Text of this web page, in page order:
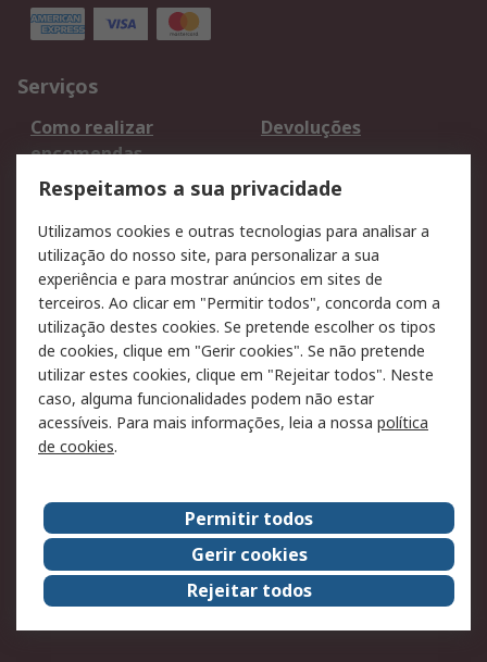
Serviços
Como realizar
encomendas
Devoluções
Formas de entrega
Qualidade e ambiente
Pagamento e
faturação
Legal
Aviso legal
Política de cookies
Política de privacidade
- Atualizada
Segurança de emails
Condições de venda
Sobre a RS
A RS no mundo
RS Group
Sobre a RS
Trabalhar na RS
ESG
Respeitamos a sua privacidade
Utilizamos cookies e outras tecnologias para analisar a
utilização do nosso site, para personalizar a sua
experiência e para mostrar anúncios em sites de
terceiros. Ao clicar em "Permitir todos", concorda com a
utilização destes cookies. Se pretende escolher os tipos
de cookies, clique em "Gerir cookies". Se não pretende
utilizar estes cookies, clique em "Rejeitar todos". Neste
caso, alguma funcionalidades podem não estar
acessíveis. Para mais informações, leia a nossa política
de cookies.
Permitir todos
Gerir cookies
Rejeitar todos